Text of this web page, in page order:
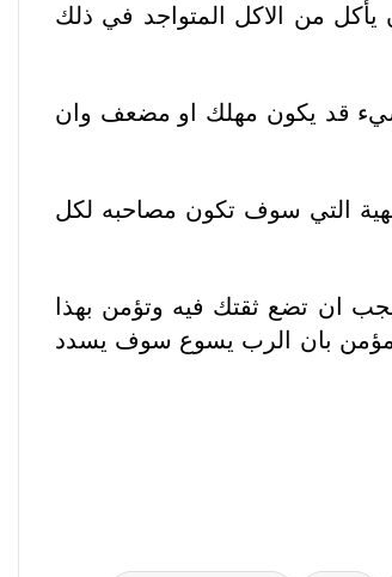
من الاكل المتواجد في ذلك
شيء قد يكون مهلك او مضعف وان
التي سوف تكون مصاحبه لكل
ان تضع ثقتك فيه وتؤمن بهذا
مؤمن بان الرب يسوع سوف يسدد